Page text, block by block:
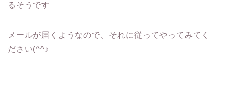
るそうです
メールが届くようなので、それに従ってやってみてく
ださい(^^♪